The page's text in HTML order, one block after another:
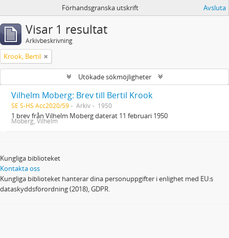
Förhandsgranska utskrift Avsluta
Visar 1 resultat
Arkivbeskrivning
Krook, Bertil
Utökade sökmöjligheter
Vilhelm Moberg: Brev till Bertil Krook
SE S-HS Acc2020/59 Arkiv 1950
1 brev från Vilhelm Moberg daterat 11 februari 1950
Moberg, Vilhelm
Kungliga biblioteket
Kontakta oss
Kungliga biblioteket hanterar dina personuppgifter i enlighet med EU:s
dataskyddsförordning (2018), GDPR.